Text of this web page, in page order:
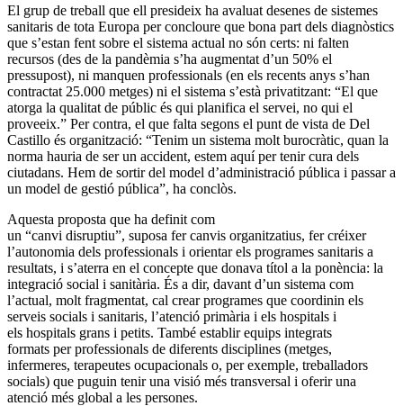
El grup de treball que ell presideix ha avaluat desenes de sistemes
sanitaris de tota Europa per concloure que bona part dels diagnòstics
que s’estan fent sobre el sistema actual no són certs: ni falten
recursos (des de la pandèmia s’ha augmentat d’un 50% el
pressupost), ni manquen professionals (en els recents anys s’han
contractat 25.000 metges) ni el sistema s’està privatitzant: “El que
atorga la qualitat de públic és qui planifica el servei, no qui el
proveeix.” Per contra, el que falta segons el punt de vista de Del
Castillo és organització: “Tenim un sistema molt burocràtic, quan la
norma hauria de ser un accident, estem aquí per tenir cura dels
ciutadans. Hem de sortir del model d’administració pública i passar a
un model de gestió pública”, ha conclòs.
Aquesta proposta que ha definit com
un “canvi disruptiu”, suposa fer canvis organitzatius, fer créixer
l’autonomia dels professionals i orientar els programes sanitaris a
resultats, i s’aterra en el concepte que donava títol a la ponència: la
integració social i sanitària. És a dir, davant d’un sistema com
l’actual, molt fragmentat, cal crear programes que coordinin els
serveis socials i sanitaris, l’atenció primària i els hospitals i
els hospitals grans i petits. També establir equips integrats
formats per professionals de diferents disciplines (metges,
infermeres, terapeutes ocupacionals o, per exemple, treballadors
socials) que puguin tenir una visió més transversal i oferir una
atenció més global a les persones.